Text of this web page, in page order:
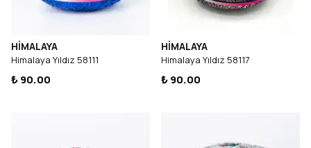
HİMALAYA
Himalaya Yıldız 58111
₺ 90.00
HİMALAYA
Himalaya Yıldız 58117
₺ 90.00